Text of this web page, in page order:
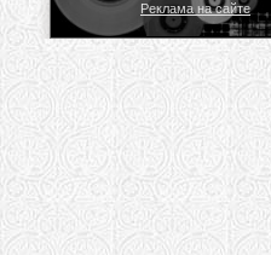
Реклама на сайте